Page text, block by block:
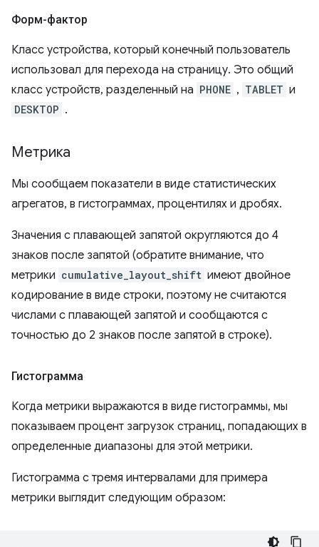
Форм-фактор
Класс устройства, который конечный пользователь
использовал для перехода на страницу. Это общий
класс устройств, разделенный на PHONE , TABLET и
DESKTOP .
Метрика
Мы сообщаем показатели в виде статистических
агрегатов, в гистограммах, процентилях и дробях.
Значения с плавающей запятой округляются до 4
знаков после запятой (обратите внимание, что
метрики cumulative_layout_shift имеют двойное
кодирование в виде строки, поэтому не считаются
числами с плавающей запятой и сообщаются с
точностью до 2 знаков после запятой в строке).
Гистограмма
Когда метрики выражаются в виде гистограммы, мы
показываем процент загрузок страниц, попадающих в
определенные диапазоны для этой метрики.
Гистограмма с тремя интервалами для примера
метрики выглядит следующим образом: